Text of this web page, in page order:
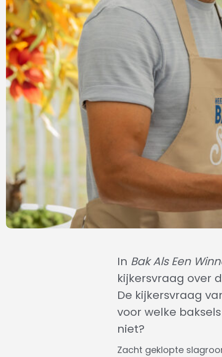
In Bak Als Een
kijkersvraag over
De kijkersvraag
voor welke
niet?
Zacht geklopte